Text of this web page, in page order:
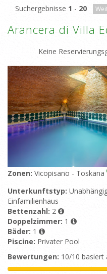
Suchergebnisse 1 - 20
Arancera di Villa
Keine
Zonen: Vicopisano - Toskana
Unterkunftstyp:
Einfamilienhaus
Bettenzahl: 2
Doppelzimmer: 1
Bäder: 1
Piscine: Privater Pool
Bewertungen: 10/10 basiert